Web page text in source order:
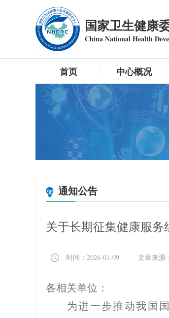
国家卫生健康
China National Health
首页 中心概况
通知公告
关于长期征集健康服务
时间：2026-01-09 文章来源：
各相关单位：
为进一步推动我国